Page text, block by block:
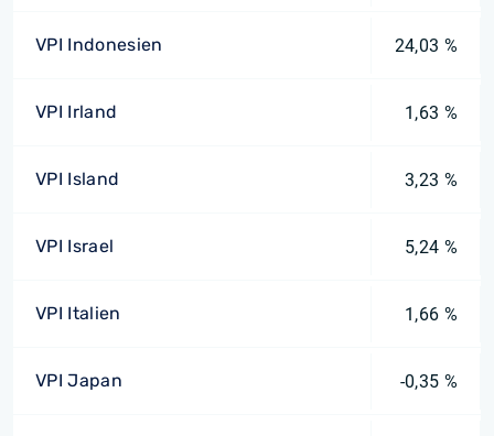
VPI Indonesien 24,03 %
VPI Irland 1,63 %
VPI Island 3,23 %
VPI Israel 5,24 %
VPI Italien 1,66 %
VPI Japan -0,35 %